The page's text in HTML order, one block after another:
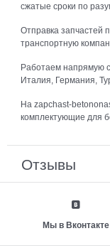
сжатые сроки по
Отправка запчастей
транспортную
Работаем напрямую
Италия, Германия,
На zapchast-
комплектующие для
Отзывы
Мы в Вконтакте